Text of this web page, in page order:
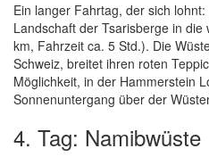
Ein langer Fahrtag, der sich
Landschaft der Tsarisberge in
km, Fahrzeit ca. 5 Std.). Die
Schweiz, breitet ihren roten
Möglichkeit, in der Hammerstein
Sonnenuntergang über der
4. Tag: Namibwüste